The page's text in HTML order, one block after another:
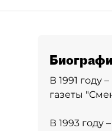
В 1991 году
газеты
В 1993 году